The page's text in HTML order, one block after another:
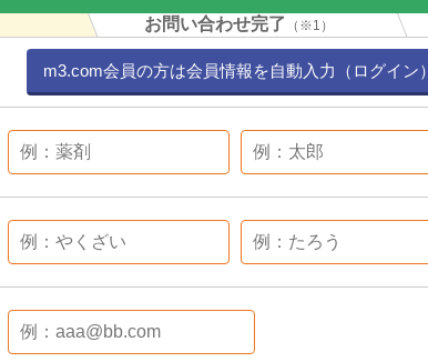
お問い合わせ完了 （※1）
m3.com会員の方は会員情報を自動入力（ログイン）